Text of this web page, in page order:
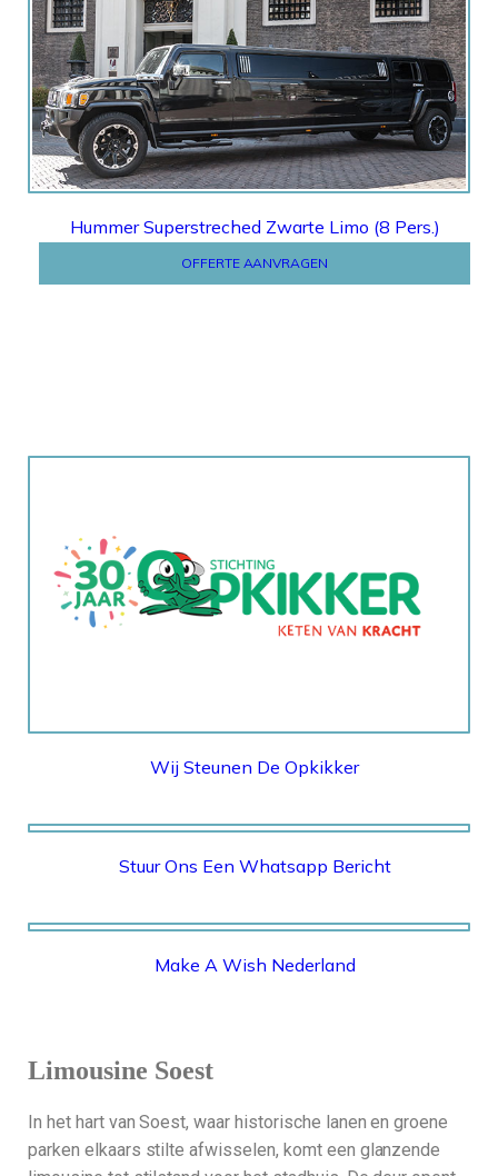
Offerte
Hummer Superstreched Zwarte Limo (8 Pers.)
OFFERTE AANVRAGEN
STICHTING OPKIKKER
Wij Steunen De Opkikker
WHATSAPP
Stuur Ons Een Whatsapp Bericht
MAKE A WISH NEDERLAND
Make A Wish Nederland
Limousine Soest
In het hart van Soest, waar historische lanen en groene
parken elkaars stilte afwisselen, komt een glanzende